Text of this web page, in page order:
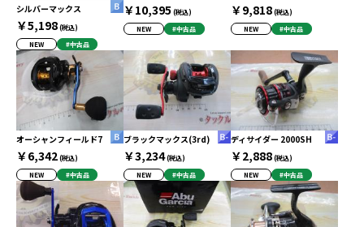
シルバーマックス
￥5,198(税込)
NEW
#中古品
￥10,395 (税込)
NEW
#中古品
￥9,818(税込)
NEW
#中古品
オーシャンフィールド7
￥6,342(税込)
NEW
#中古品
ブラックマックス(3rd)
￥3,234(税込)
NEW
#中古品
ディサイダー 2000SH
￥2,888(税込)
NEW
#中古品